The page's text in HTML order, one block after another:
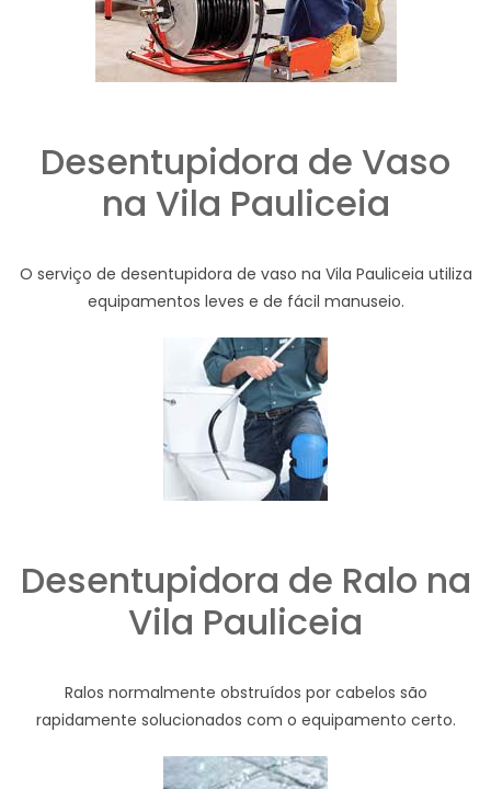
Desentupidora de Vaso
na Vila Pauliceia
O serviço de desentupidora de vaso na Vila Pauliceia utiliza
equipamentos leves e de fácil manuseio.
Desentupidora de Ralo na
Vila Pauliceia
Ralos normalmente obstruídos por cabelos são
rapidamente solucionados com o equipamento certo.